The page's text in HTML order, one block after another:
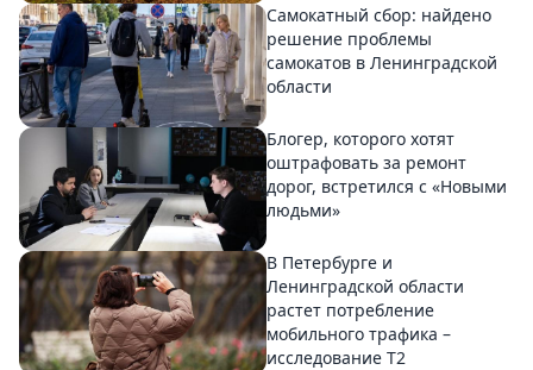
Самокатный сбор: найдено
решение проблемы
самокатов в Ленинградской
области
Блогер, которого хотят
оштрафовать за ремонт
дорог, встретился с «Новыми
людьми»
В Петербурге и
Ленинградской области
растет потребление
мобильного трафика –
исследование T2